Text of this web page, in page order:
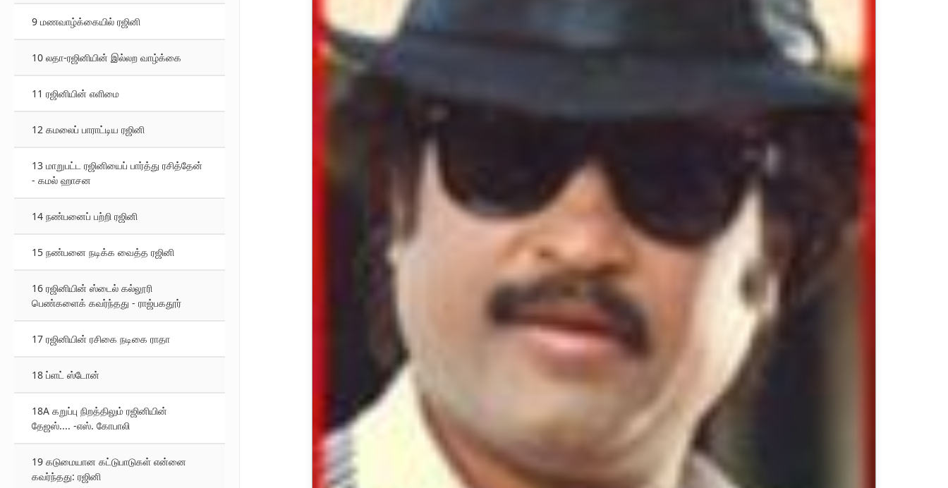
9 மணவாழ்க்கையில் ரஜினி
10 லதா-ரஜினியின் இல்லற வாழ்க்கை
11 ரஜினியின் எளிமை
12 கமலைப் பாராட்டிய ரஜினி
13 மாறுபட்ட ரஜினியைப் பார்த்து ரசித்தேன்
- கமல் ஹாசன
14 நண்பனைப் பற்றி ரஜினி
15 நண்பனை நடிக்க வைத்த ரஜினி
16 ரஜினியின் ஸ்டைல் கல்லூரி
பெண்களைக் கவர்ந்தது - ராஜ்பகதூர்
17 ரஜினியின் ரசிகை நடிகை ராதா
18 ப்ளட் ஸ்டோன்
18A கறுப்பு நிறத்திலும் ரஜினியின்
தேஜஸ்.... -எஸ். கோபாலி
19 கடுமையான கட்டுபாடுகள் என்னை
கவர்ந்தது: ரஜினி